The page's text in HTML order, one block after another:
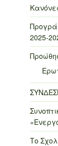
2025-
Το